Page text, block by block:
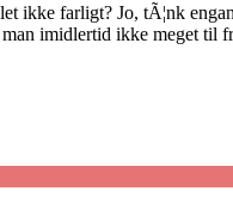
farligt? Jo, tÃ¦nk
imidlertid ikke meget til